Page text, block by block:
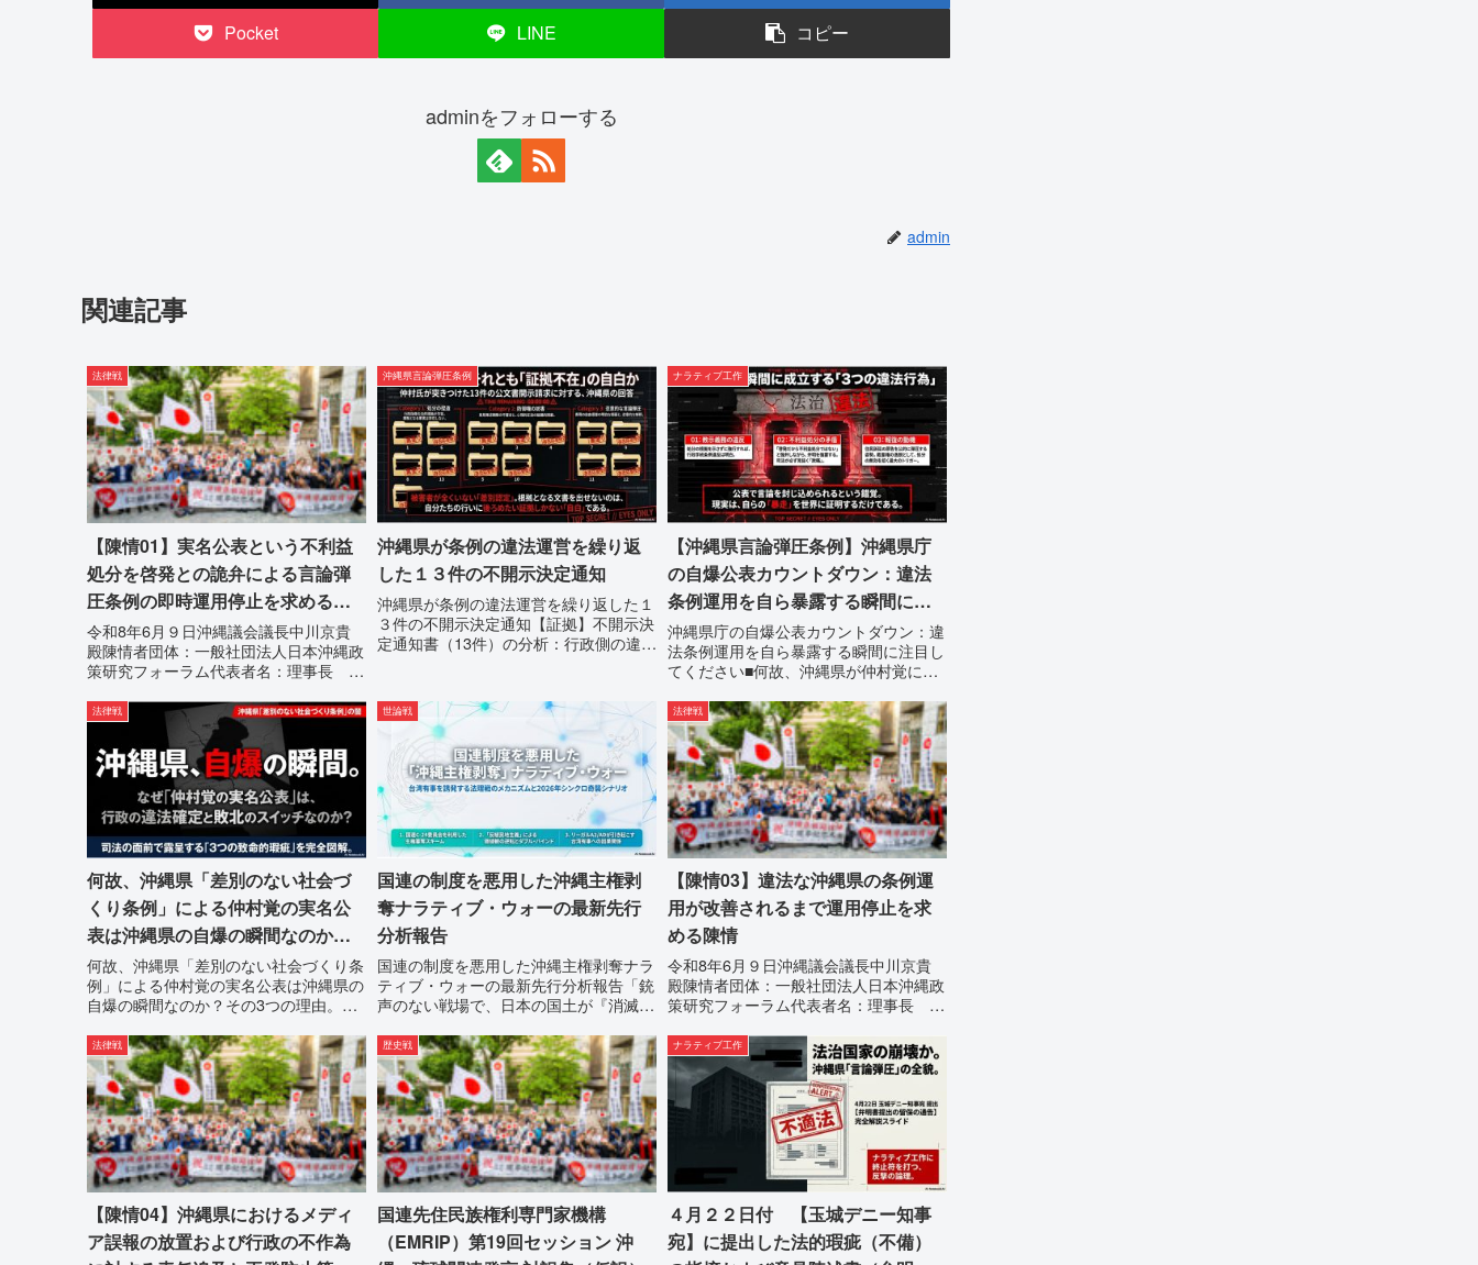
Pocket
LINE コピー
adminをフォローする
admin
関連記事
法律戦
【陳情01】実名公表という不利益
処分を啓発との詭弁による言論弾
圧条例の即時運用停止を求める陳
情
令和8年6月９日沖縄議会議長中川京貴
殿陳情者団体：一般社団法人日本沖縄政
策研究フォーラム代表者名：理事長 仲
080- 実名公表という不利益処分を啓発
との詭弁による言論弾圧条例の即時運用
停止を求める陳情1...
沖縄県言論弾圧条例
沖縄県が条例の違法運営を繰り返
した１３件の不開示決定通知
沖縄県が条例の違法運営を繰り返した１
３件の不開示決定通知【証拠】不開示決
定通知書（13件）の分析：行政側の違法
拒否を突きつけました。これは、彼らが
行政手続きの正当性を失っ...
ナラティブ工作
【沖縄県言論弾圧条例】沖縄県庁
の自爆公表カウントダウン：違法
条例運用を自ら暴露する瞬間に注
目してください
沖縄県庁の自爆公表カウントダウン：違
法条例運用を自ら暴露する瞬間に注目し
てください■何故、沖縄県が仲村覚に差
「なぜ沖縄県庁は、法を無視してまで私
を封じ込めようとするのか。」その理由
は明確です。県政が統治の...
法律戦
何故、沖縄県「差別のない社会づ
くり条例」による仲村覚の実名公
表は沖縄県の自爆の瞬間なのか？
その3つの理由。
何故、沖縄県「差別のない社会づくり条
例」による仲村覚の実名公表は沖縄県の
自爆の瞬間なのか？その3つの理由。現
村覚の実名公表」。行政側はこの行為
を、特定の個人を社会的制裁に追い込む
ための「仕上げ」だと考えて...
世論戦
国連の制度を悪用した沖縄主権剥
奪ナラティブ・ウォーの最新先行
分析報告
国連の制度を悪用した沖縄主権剥奪ナラ
ティブ・ウォーの最新先行分析報告「銃
声のない戦場で、日本の国土が『消滅』
サイルが飛来する以前に始まっていま
す。国連という国際的な舞台で、巧妙な
「言説（ナラティブ）」が張...
法律戦
【陳情03】違法な沖縄県の条例運
用が改善されるまで運用停止を求
める陳情
令和8年6月９日沖縄議会議長中川京貴
殿陳情者団体：一般社団法人日本沖縄政
策研究フォーラム代表者名：理事長 仲
080-違法な沖縄県の条例運用が改善され
るまで運用停止を求める陳情陳情の趣旨
沖縄県は、「沖縄県...
法律戦
【陳情04】沖縄県におけるメディ
ア誤報の放置および行政の不作為
歴史戦
国連先住民族権利専門家機構
（EMRIP）第19回セッション 沖
ナラティブ工作
４月２２日付 【玉城デニー知事
宛】に提出した法的瑕疵（不備）